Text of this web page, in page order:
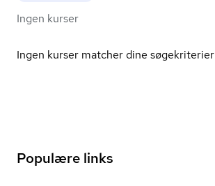
Ingen kurser
Ingen kurser matcher dine søgekriterier
Populære links